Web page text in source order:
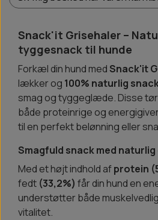
Snack'it Grisehaler –
tyggesnack til hunde
Forkæl din hund medSnack'it
lækker og 100% naturlig
smag og tyggeglæde. Disse
både proteinrige og
til en perfekt belønning eller
Smagfuld snack med naturlig
Med et højt indhold afprotein
fedt (33,2%) får din hund en
understøtter både
vitalitet.